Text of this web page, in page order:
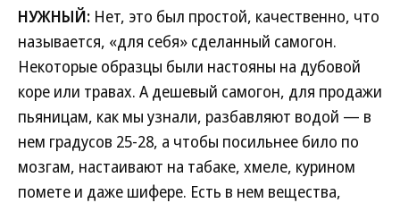
НУЖНЫЙ: Нет, это был простой, качественно, что
называется, «для себя» сделанный самогон.
Некоторые образцы были настояны на дубовой
коре или травах. А дешевый самогон, для продажи
пьяницам, как мы узнали, разбавляют водой — в
нем градусов 25-28, а чтобы посильнее било по
мозгам, настаивают на табаке, хмеле, курином
помете и даже шифере. Есть в нем вещества,